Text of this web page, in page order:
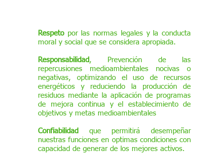
Respetopor las normas legales y la conducta
moral y social que se considera apropiada.
Responsabilidad , Prevención de las
repercusiones medioambientales nocivas o
negativas, optimizando el uso de recursos
energéticos y reduciendo la producción de
residuos mediante la aplicación de programas
de mejora continua y el establecimiento de
objetivos y metas medioambientales
Confiabilidad que permitirá desempeñar
nuestras funciones en optimas condiciones con
capacidad de generar de los mejores activos.